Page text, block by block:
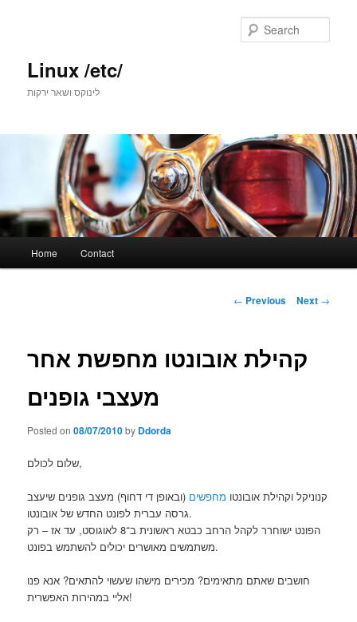
Linux /etc/
לינוקס ושאר ירקות
Home Contact
Post
← Previous Next →
קהילת אובונטו מחפשת אחר
מעצבי גופנים
Posted on08/07/2010by Ddorda
שלום לכולם,
קנוניקל וקהילת אובונטו מחפשים (ובאופן די דחוף) מעצב גופנים שיעצב
גרסה עברית לפונט החדש של אובונטו.
הפונט ישוחרר לקהל הרחב כבטא ראשונית ב־8 לאוגוסט, עד אז – רק
משתמשים מאושרים יכולים להשתמש בפונט.
חושבים שאתם מתאימים? מכירים מישהו שעשוי להתאים? אנא פנו
אליי במהירות האפשרית!